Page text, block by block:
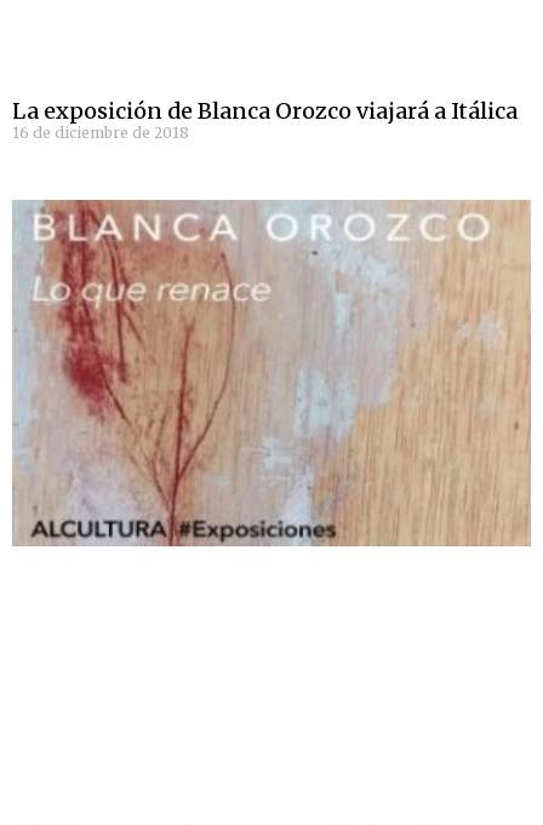
La exposición de Blanca Orozco viajará a Itálica
16 de diciembre de 2018